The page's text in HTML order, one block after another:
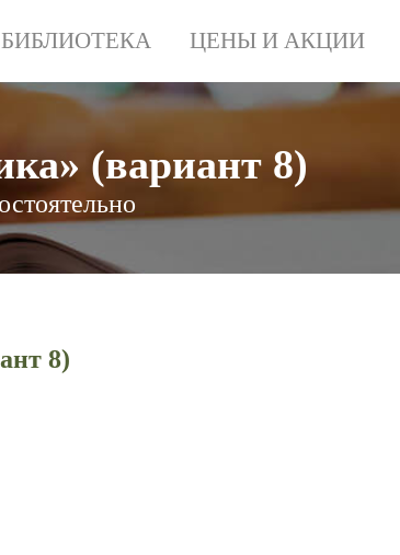
БИБЛИОТЕКА ЦЕНЫ И АКЦИИ
(вариант 8)
8)